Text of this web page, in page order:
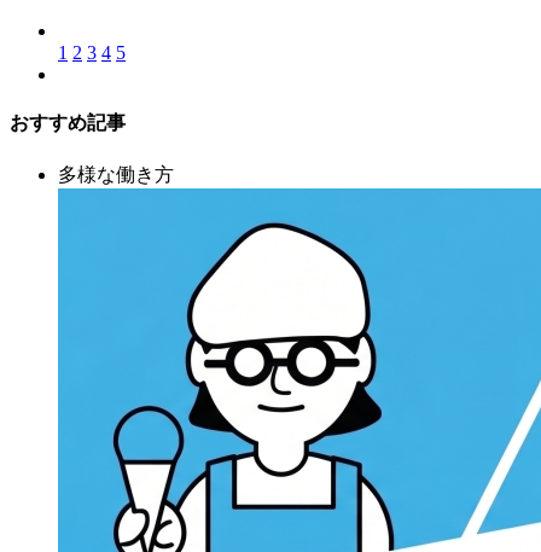
1 2 3 4 5
おすすめ記事
多様な働き方